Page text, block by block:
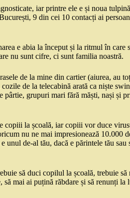
iar printre ele e și noua
9 din cei 10 contacți ai
e abia la început și la ritmul în care
nu sunt cifre, ci sunt familia noastră.
de la mine din cartier (aiurea, au
de la telecabină arată ca niște
grupuri mari fără măști, nași și
copiii la școală, iar copiii vor duce
nu ne mai impresionează 10.000
de-al tău, dacă e părintele tău sau
să duci copilul la școală, trebuie să
mai ai puțină răbdare și să renunți la